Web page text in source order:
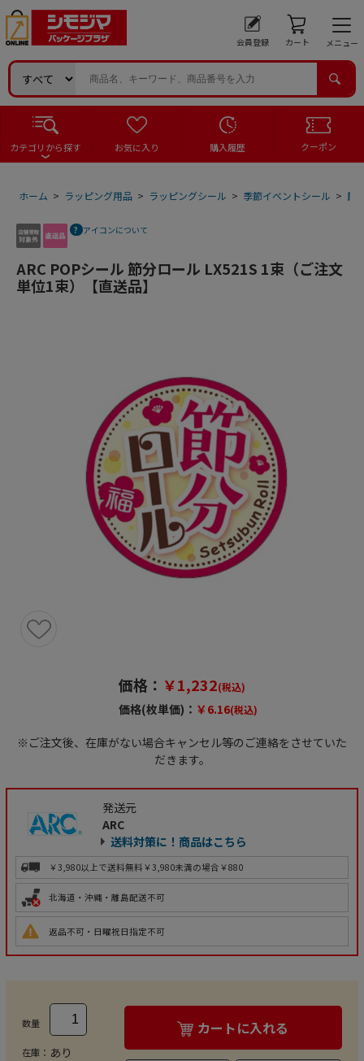
会員登録 カート メニュー
カテゴリから探す お気に入り 購入履歴 クーポン
ホーム > ラッピング用品 > ラッピングシール > 季節イベントシール > 節
アイコンについて
ARC POPシール 節分ロール LX521S 1束（ご注文
単位1束）【直送品】
価格： ￥1,232(税込)
価格(枚単価)： ￥6.16(税込)
※ご注文後、在庫がない場合キャンセル等のご連絡をさせていた
だきます。
発送元
ARC
送料対策に！商品はこちら
￥3,980以上で送料無料 ￥3,980未満の場合￥880
北海道・沖縄・離島配送不可
返品不可・日曜祝日指定不可
数量
在庫： あり
カートに入れる